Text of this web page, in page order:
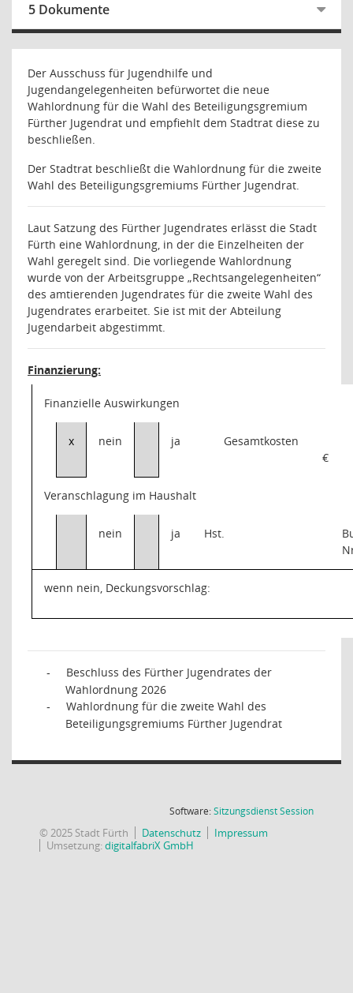
5 Dokumente
Der Ausschuss für Jugendhilfe und
Jugendangelegenheiten befürwortet die neue
Wahlordnung für die Wahl des Beteiligungsgremium
Fürther Jugendrat und empfiehlt dem Stadtrat diese zu
beschließen.
Der Stadtrat beschließt die Wahlordnung für die zweite
Wahl des Beteiligungsgremiums Fürther Jugendrat.
Laut Satzung des Fürther Jugendrates erlässt die Stadt
Fürth eine Wahlordnung, in der die Einzelheiten der
Wahl geregelt sind. Die vorliegende Wahlordnung
wurde von der Arbeitsgruppe „Rechtsangelegenheiten“
des amtierenden Jugendrates für die zweite Wahl des
Jugendrates erarbeitet. Sie ist mit der Abteilung
Jugendarbeit abgestimmt.
Finanzierung:
Finanzielle Auswirkungen
x nein ja
Gesamtkosten
€
Veranschlagung im Haushalt
nein ja Hst.
wenn nein, Deckungsvorschlag:
-
Beschluss des Fürther Jugendrates der
Wahlordnung 2026
-
Wahlordnung für die zweite Wahl des
Beteiligungsgremiums Fürther Jugendrat
Software:SitzungsdienstSession(Wird in
© 2025 Stadt Fürth Datenschutz
Impressum
Umsetzung:digitalfabriX GmbH